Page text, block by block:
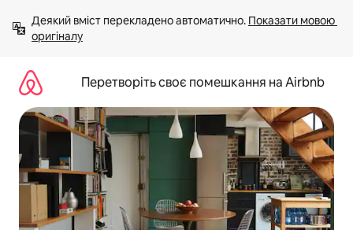
вмісту
Деякий вміст перекладено автоматично. Показати мовою
оригіналу
Перетворіть своє помешкання на Airbnb